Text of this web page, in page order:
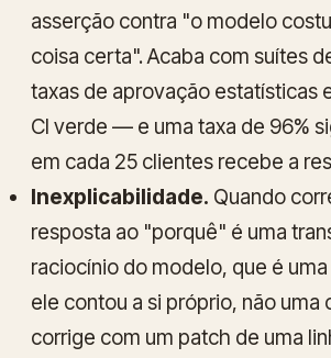
asserção contra "o modelo
coisa certa". Acaba com suítes
taxas de aprovação estatísticas
CI verde — e uma taxa de 96%
em cada 25 clientes recebe a
Inexplicabilidade. Quando
resposta ao "porquê" é uma
raciocínio do modelo, que é
ele contou a si próprio, não uma
corrige com um patch de uma